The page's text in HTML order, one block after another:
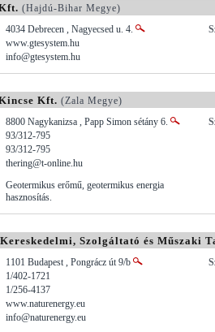
(Hajdú-Bihar Megye)
4034 Debrecen , Nagyecsed u. 4.
www.gtesystem.hu
info@gtesystem.hu
Kft. (Zala Megye)
8800 Nagykanizsa , Papp Simon sétány 6.
93/312-795
93/312-795
thering@t-online.hu
Geotermikus erőmű, geotermikus energia
hasznosítás.
Szolgáltató és Műszaki
1101 Budapest , Pongrácz út 9/b
1/402-1721
1/256-4137
www.naturenergy.eu
info@naturenergy.eu